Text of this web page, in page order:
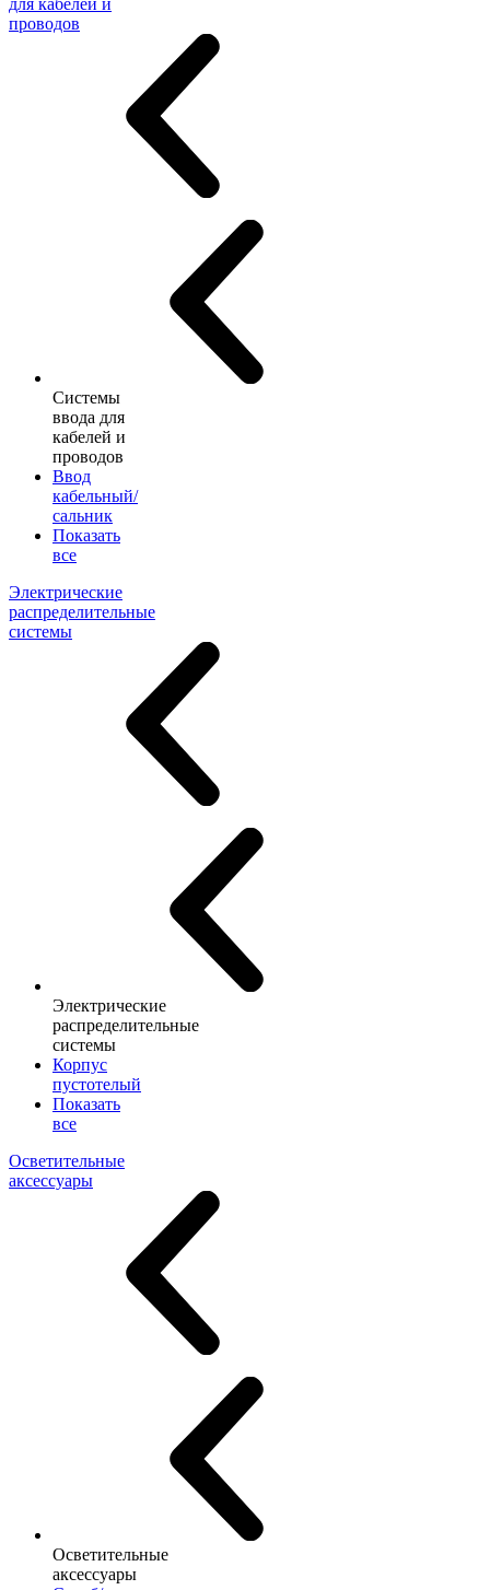
для кабелей и
проводов
Системы
ввода для
кабелей и
проводов
Ввод
кабельный/
сальник
Показать
все
Электрические
распределительные
системы
Электрические
распределительные
системы
Корпус
пустотелый
Показать
все
Осветительные
аксессуары
Осветительные
аксессуары